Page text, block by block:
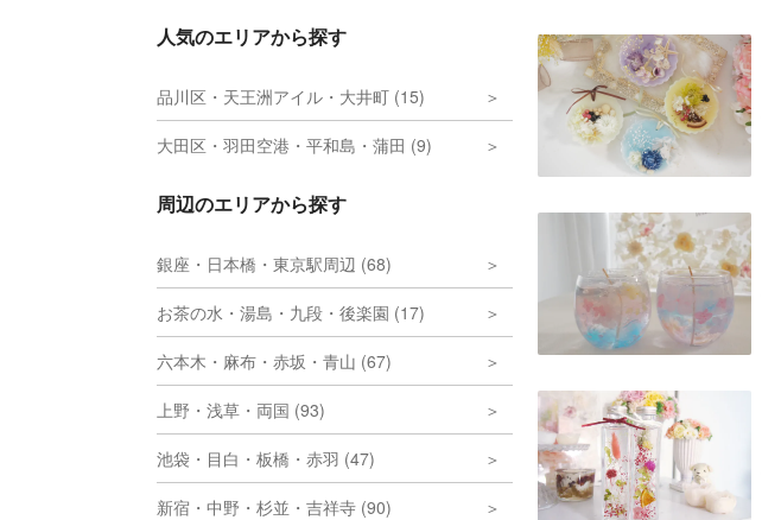
人気のエリアから探す
品川区・天王洲アイル・大井町 (15)
大田区・羽田空港・平和島・蒲田 (9)
周辺のエリアから探す
銀座・日本橋・東京駅周辺 (68)
お茶の水・湯島・九段・後楽園 (17)
六本木・麻布・赤坂・青山 (67)
上野・浅草・両国 (93)
池袋・目白・板橋・赤羽 (47)
新宿・中野・杉並・吉祥寺 (90)